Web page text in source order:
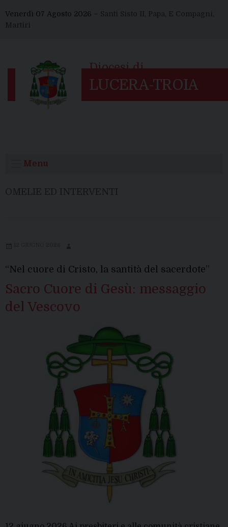
to
content
Venerdì 07 Agosto 2026 – Santi Sisto II, Papa, E Compagni,
Martiri
Menu
“Nel cuore di Cristo, la santità del sacerdote”
Sacro Cuore di Gesù: messaggio
del Vescovo